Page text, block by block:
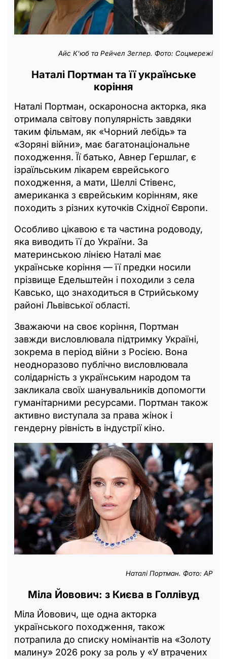
Айс К'юб та Рейчел Зеглер. Фото: Соцмережі
Наталі Портман та її українське
коріння
Наталі Портман, оскароносна акторка, яка
отримала світову популярність завдяки
таким фільмам, як «Чорний лебідь» та
«Зоряні війни», має багатонаціональне
походження. Її батько, Авнер Гершлаг, є
ізраїльським лікарем єврейського
походження, а мати, Шеллі Стівенс,
американка з єврейським корінням, яке
походить з різних куточків Східної Європи.
Особливо цікавою є та частина родоводу,
яка виводить її до України. За
материнською лінією Наталі має
українське коріння — її предки носили
прізвище Едельштейн і походили з села
Кавсько, що знаходиться в Стрийському
районі Львівської області.
Зважаючи на своє коріння, Портман
завжди висловлювала підтримку Україні,
зокрема в період війни з Росією. Вона
неодноразово публічно висловлювала
солідарність з українським народом та
закликала своїх шанувальників допомогти
гуманітарними ресурсами. Портман також
активно виступала за права жінок і
гендерну рівність в індустрії кіно.
Наталі Портман. Фото: АР
Міла Йовович: з Києва в Голлівуд
Міла Йовович, ще одна акторка
українського походження, також
потрапила до списку номінантів на «Золоту
малину» 2026 року за роль у «У втрачених